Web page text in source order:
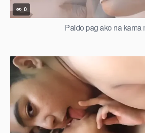
0
Paldo pag ako na kama